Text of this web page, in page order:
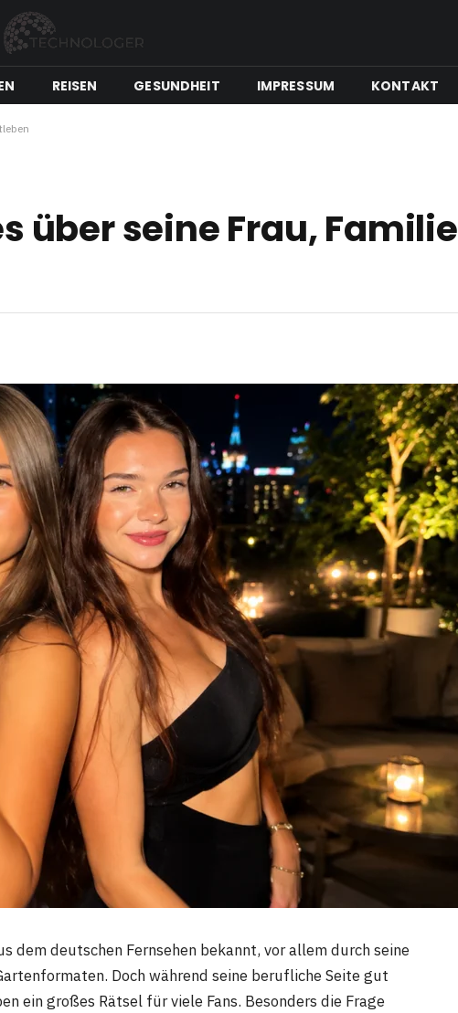
REISEN GESUNDHEIT IMPRESSUM KONTAKT
über seine Frau, Familie
dem deutschen Fernsehen bekannt, vor allem durch seine
Doch während seine berufliche Seite gut
ein großes Rätsel für viele Fans. Besonders die Frage